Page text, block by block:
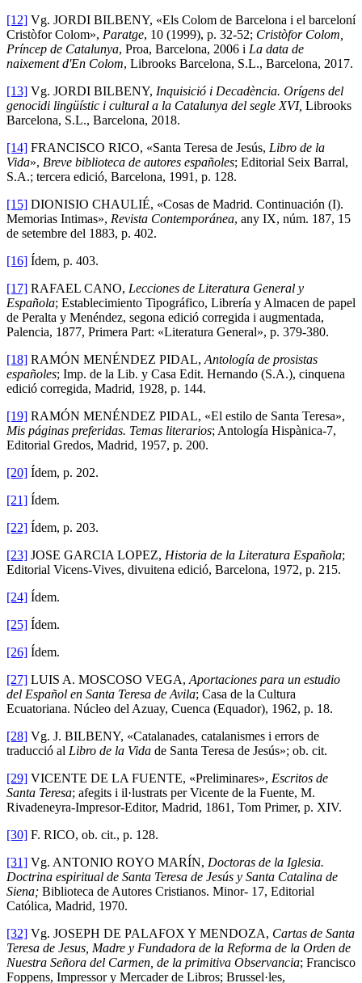
[12] Vg. JORDI BILBENY, «Els Colom de Barcelona i el barceloní
Cristòfor Colom», Paratge, 10 (1999), p. 32-52; Cristòfor Colom,
Príncep de Catalunya, Proa, Barcelona, 2006 i La data de
naixement d'En Colom, Librooks Barcelona, S.L., Barcelona, 2017.
[13] Vg. JORDI BILBENY, Inquisició i Decadència. Orígens del
genocidi lingüístic i cultural a la Catalunya del segle XVI, Librooks
Barcelona, S.L., Barcelona, 2018.
[14] FRANCISCO RICO, «Santa Teresa de Jesús, Libro de la
Vida», Breve biblioteca de autores españoles; Editorial Seix Barral,
S.A.; tercera edició, Barcelona, 1991, p. 128.
[15] DIONISIO CHAULIÉ, «Cosas de Madrid. Continuación (I).
Memorias Intimas», Revista Contemporánea, any IX, núm. 187, 15
de setembre del 1883, p. 402.
[16] Ídem, p. 403.
[17] RAFAEL CANO, Lecciones de Literatura General y
Española; Establecimiento Tipográfico, Librería y Almacen de papel
de Peralta y Menéndez, segona edició corregida i augmentada,
Palencia, 1877, Primera Part: «Literatura General», p. 379-380.
[18] RAMÓN MENÉNDEZ PIDAL, Antología de prosistas
españoles; Imp. de la Lib. y Casa Edit. Hernando (S.A.), cinquena
edició corregida, Madrid, 1928, p. 144.
[19] RAMÓN MENÉNDEZ PIDAL, «El estilo de Santa Teresa»,
Mis páginas preferidas. Temas literarios; Antología Hispànica-7,
Editorial Gredos, Madrid, 1957, p. 200.
[20] Ídem, p. 202.
[21] Ídem.
[22] Ídem, p. 203.
[23] JOSE GARCIA LOPEZ, Historia de la Literatura Española;
Editorial Vicens-Vives, divuitena edició, Barcelona, 1972, p. 215.
[24] Ídem.
[25] Ídem.
[26] Ídem.
[27] LUIS A. MOSCOSO VEGA, Aportaciones para un estudio
del Español en Santa Teresa de Avila; Casa de la Cultura
Ecuatoriana. Núcleo del Azuay, Cuenca (Equador), 1962, p. 18.
[28] Vg. J. BILBENY, «Catalanades, catalanismes i errors de
traducció al Libro de la Vida de Santa Teresa de Jesús»; ob. cit.
[29] VICENTE DE LA FUENTE, «Preliminares», Escritos de
Santa Teresa; afegits i il·lustrats per Vicente de la Fuente, M.
Rivadeneyra-Impresor-Editor, Madrid, 1861, Tom Primer, p. XIV.
[30] F. RICO, ob. cit., p. 128.
[31] Vg. ANTONIO ROYO MARÍN, Doctoras de la Iglesia.
Doctrina espiritual de Santa Teresa de Jesús y Santa Catalina de
Siena; Biblioteca de Autores Cristianos. Minor- 17, Editorial
Católica, Madrid, 1970.
[32] Vg. JOSEPH DE PALAFOX Y MENDOZA, Cartas de Santa
Teresa de Jesus, Madre y Fundadora de la Reforma de la Orden de
Nuestra Señora del Carmen, de la primitiva Observancia; Francisco
Foppens, Impressor y Mercader de Libros; Brussel·les,